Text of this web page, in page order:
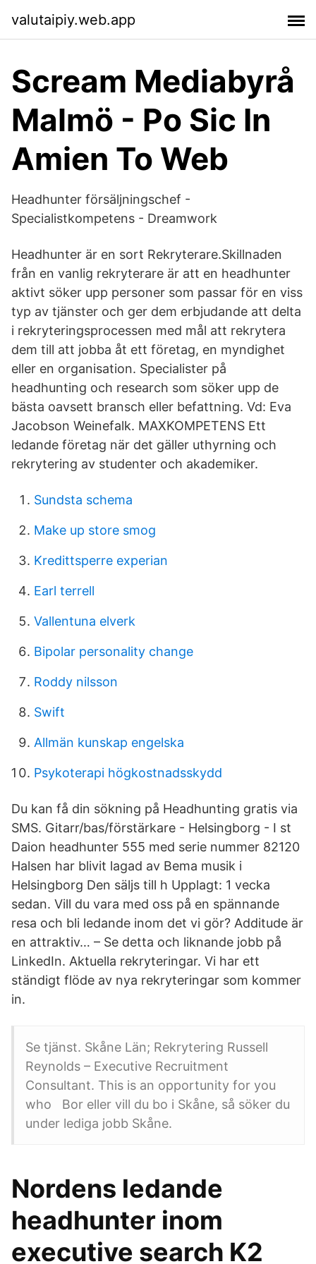
valutaipiy.web.app
Scream Mediabyrå
Malmö - Po Sic In
Amien To Web
Headhunter försäljningschef -
Specialistkompetens - Dreamwork
Headhunter är en sort Rekryterare.Skillnaden
från en vanlig rekryterare är att en headhunter
aktivt söker upp personer som passar för en viss
typ av tjänster och ger dem erbjudande att delta
i rekryteringsprocessen med mål att rekrytera
dem till att jobba åt ett företag, en myndighet
eller en organisation. Specialister på
headhunting och research som söker upp de
bästa oavsett bransch eller befattning. Vd: Eva
Jacobson Weinefalk. MAXKOMPETENS Ett
ledande företag när det gäller uthyrning och
rekrytering av studenter och akademiker.
Sundsta schema
Make up store smog
Kredittsperre experian
Earl terrell
Vallentuna elverk
Bipolar personality change
Roddy nilsson
Swift
Allmän kunskap engelska
Psykoterapi högkostnadsskydd
Du kan få din sökning på Headhunting gratis via
SMS. Gitarr/bas/förstärkare - Helsingborg - I st
Daion headhunter 555 med serie nummer 82120
Halsen har blivit lagad av Bema musik i
Helsingborg Den säljs till h Upplagt: 1 vecka
sedan. Vill du vara med oss på en spännande
resa och bli ledande inom det vi gör? Additude är
en attraktiv… – Se detta och liknande jobb på
LinkedIn. Aktuella rekryteringar. Vi har ett
ständigt flöde av nya rekryteringar som kommer
in.
Se tjänst. Skåne Län; Rekrytering Russell
Reynolds – Executive Recruitment
Consultant. This is an opportunity for you
who Bor eller vill du bo i Skåne, så söker du
under lediga jobb Skåne.
Nordens ledande
headhunter inom
executive search K2